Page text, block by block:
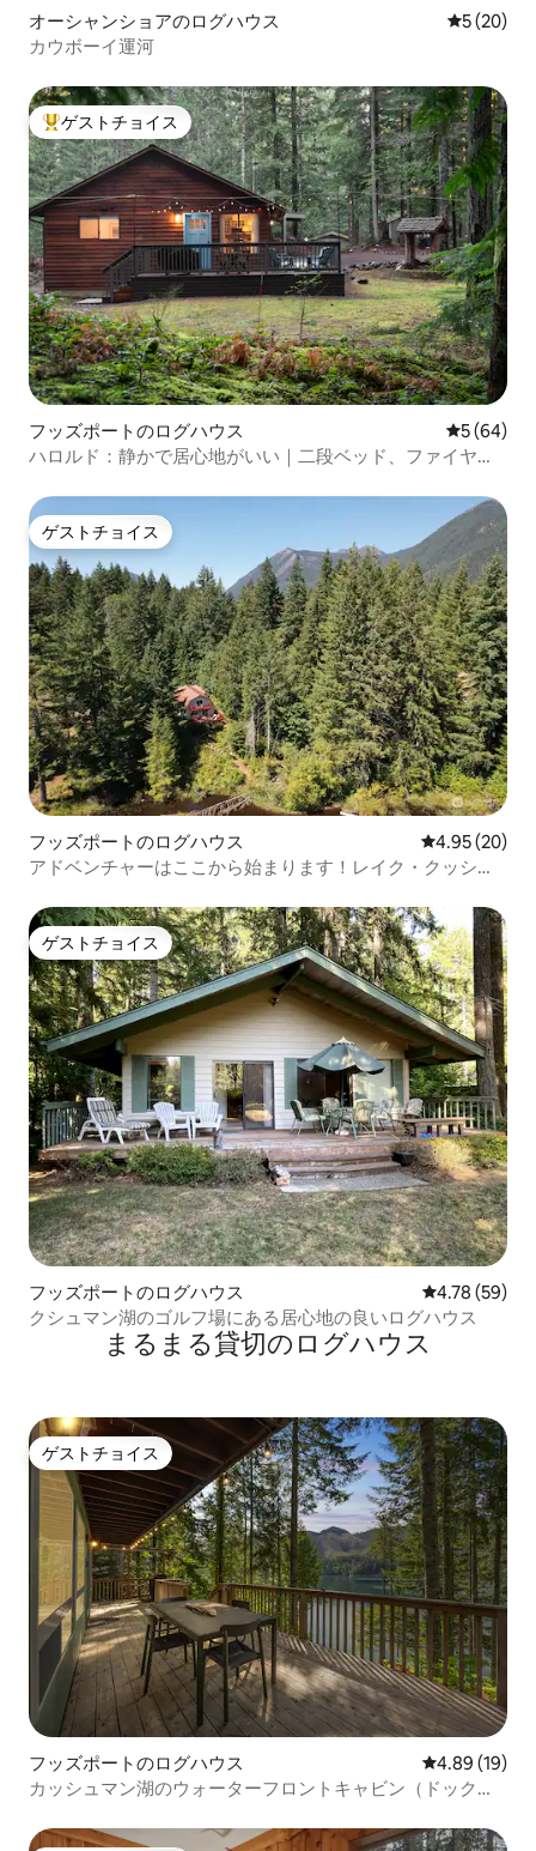
オーシャンショアのログハウス レビュー
5 (20)
カウボーイ運河
大好評のゲストチョイスです。
ゲストチョイス
フッズポートのログハウス レビュー
5 (64)
ハロルド：静かで居心地がいい｜二段ベッド、ファイヤー
ゲストチョイス
ゲストチョイス
フッズポートのログハウス レビュー20
4.95 (20)
アドベンチャーはここから始まります！レイク・クッシュ
ゲストチョイス
ゲストチョイス
フッズポートのログハウス レビュー59
4.78 (59)
クシュマン湖のゴルフ場にある居心地の良いログハウス
まるまる貸切のログハウス
ゲストチョイス
ゲストチョイス
フッズポートのログハウス レビュー19
4.89 (19)
カッシュマン湖のウォーターフロントキャビン（ドック、